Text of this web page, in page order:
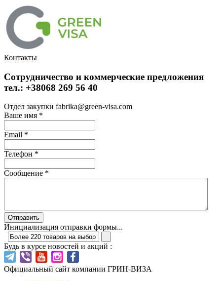
Контакты
Сотрудничество и коммерческие предложения
тел.: +38068 269 56 40
Отдел закупки fabrika@green-visa.com
Ваше имя *
Email *
Телефон *
Сообщение *
Отправить
Инициализация отправки формы...
Будь в курсе новостей и акций :
Официальный сайт компании ГРИН-ВИЗА